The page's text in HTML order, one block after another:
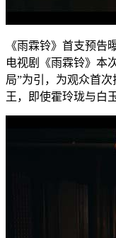
《雨霖铃》首支预告
电视剧《雨霖铃》本
局”为引，为观众首
王，即使霍玲珑与白